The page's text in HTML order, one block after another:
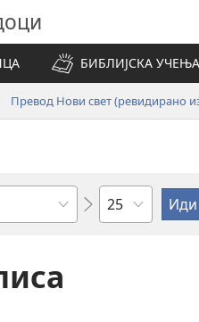
БИБЛИЈСКА УЧЕЊА
Превод Нови свет (ревидирано
Поглавље